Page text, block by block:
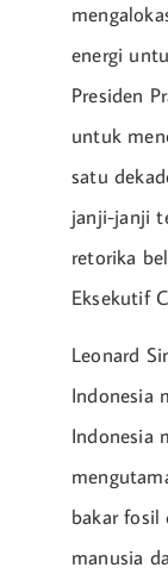
energi
Presiden
untuk
satu
janji-janji
retorika
Eksekutif
Leonard
Indonesia
Indonesia
bakar fosil
manusia